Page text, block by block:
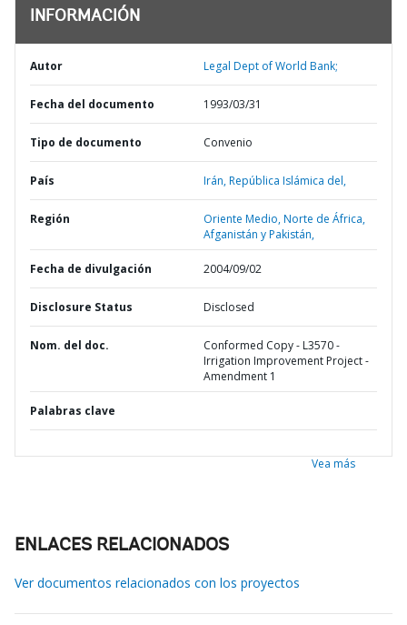
INFORMACIÓN
Autor Legal Dept of World Bank;
Fecha del documento 1993/03/31
Tipo de documento Convenio
País Irán,República Islámica del,
Región
Oriente Medio, Norte de África,
Afganistán y Pakistán,
Fecha de divulgación 2004/09/02
Disclosure Status Disclosed
Nom. del doc.
Conformed Copy - L3570 -
Irrigation Improvement Project -
Amendment 1
Palabras clave
Vea más
ENLACES RELACIONADOS
Ver documentos relacionados con los proyectos